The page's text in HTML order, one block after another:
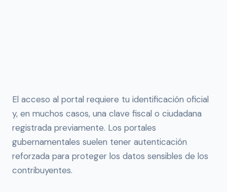
El acceso al portal requiere tu identificación oficial
y, en muchos casos, una clave fiscal o ciudadana
registrada previamente. Los portales
gubernamentales suelen tener autenticación
reforzada para proteger los datos sensibles de los
contribuyentes.